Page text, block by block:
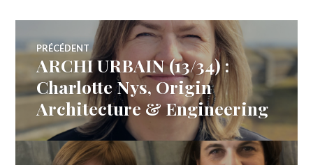
Navigation
de
l’article
PRÉCÉDENT
Article
précédent :
ARCHI URBAIN (13/34) :
Charlotte Nys, Origin
Architecture & Engineering